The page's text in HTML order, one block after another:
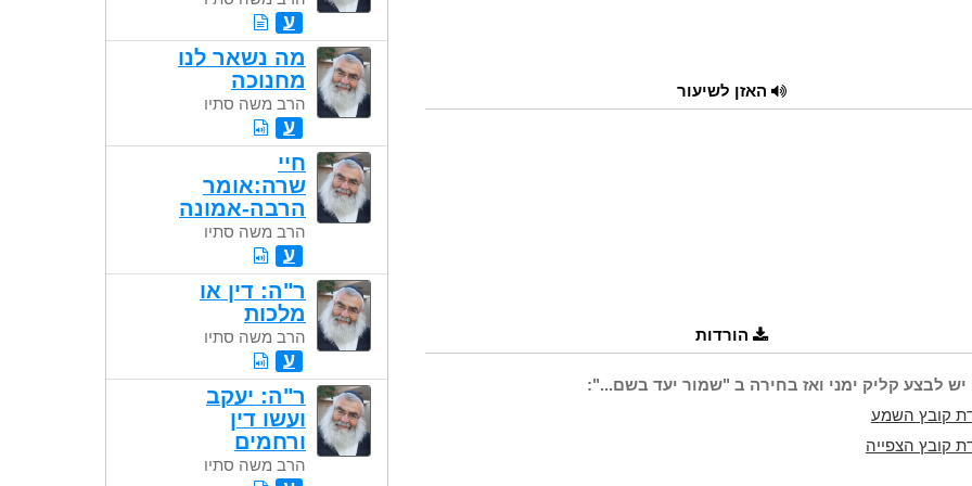
האזן לשיעור
הורדות
יש לבצע קליק ימני ואז בחירה ב "שמור יעד בשם...":
קובץ השמע
קובץ הצפייה
ע
מה נשאר לנו
מחנוכה
הרב משה סתיו
ע
חיי
שרה:אומר
הרבה-אמונה
הרב משה סתיו
ע
ר"ה: דין או
מלכות
הרב משה סתיו
ע
ר"ה: יעקב
ועשו דין
ורחמים
הרב משה סתיו